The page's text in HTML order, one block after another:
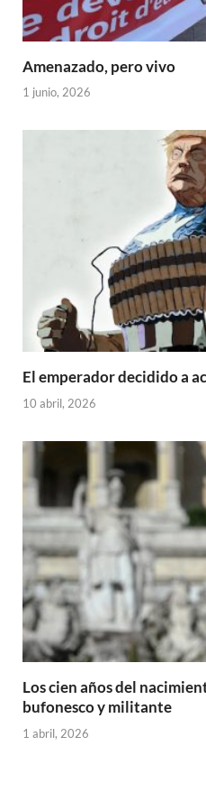
Amenazado, pero vivo
1 junio, 2026
El emperador decidido a
10 abril, 2026
Los cien años del
bufonesco y militante
1 abril, 2026